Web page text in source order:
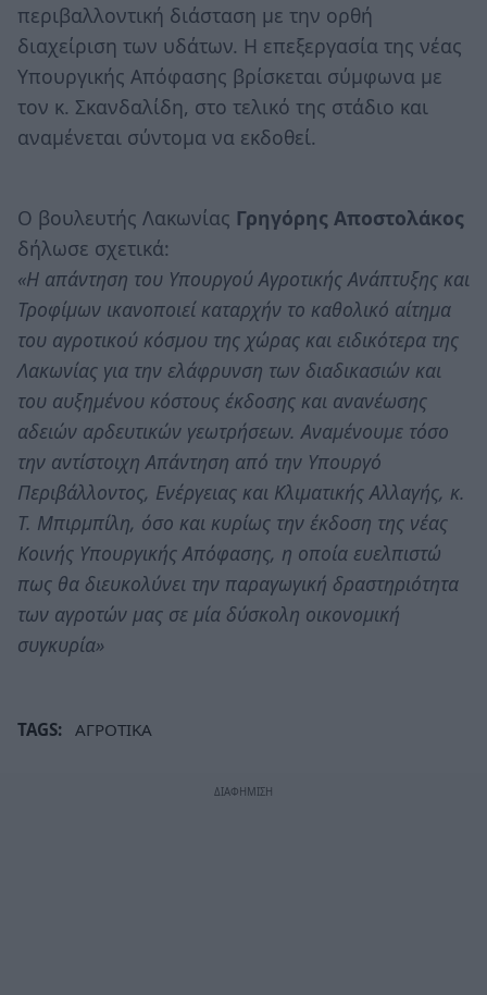
περιβαλλοντική διάσταση με την ορθή
διαχείριση των υδάτων. Η επεξεργασία της νέας
Υπουργικής Απόφασης βρίσκεται σύμφωνα με
τον κ. Σκανδαλίδη, στο τελικό της στάδιο και
αναμένεται σύντομα να εκδοθεί.
O βουλευτής Λακωνίας Γρηγόρης Αποστολάκος
δήλωσε σχετικά:
«Η απάντηση του Υπουργού Αγροτικής Ανάπτυξης και
Τροφίμων ικανοποιεί καταρχήν το καθολικό αίτημα
του αγροτικού κόσμου της χώρας και ειδικότερα της
Λακωνίας για την ελάφρυνση των διαδικασιών και
του αυξημένου κόστους έκδοσης και ανανέωσης
αδειών αρδευτικών γεωτρήσεων. Αναμένουμε τόσο
την αντίστοιχη Απάντηση από την Υπουργό
Περιβάλλοντος, Ενέργειας και Κλιματικής Αλλαγής, κ.
Τ. Μπιρμπίλη, όσο και κυρίως την έκδοση της νέας
Κοινής Υπουργικής Απόφασης, η οποία ευελπιστώ
πως θα διευκολύνει την παραγωγική δραστηριότητα
των αγροτών μας σε μία δύσκολη οικονομική
συγκυρία»
TAGS: ΑΓΡΟΤΙΚΑ